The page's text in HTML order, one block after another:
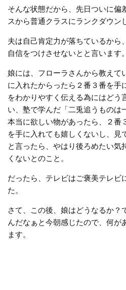
そんな状態だから、先日ついに偏
スから普通クラスにランクダウン
夫は自己肯定力が落ちているから
自信をつけさせないとと言います。
娘には、フローラさんから教えて
に入れたからったら２番３番を手
をわかりやすく伝える為にはどう
い、塾で学んだ「二兎追うものは
本当に欲しい物があったら、２番
を手に入れても嬉しくないし、見
と言ったら、やはり後ろめたい気
くないとのこと。
だったら、テレビはご褒美テレビ
た。
さて、この後、娘はどうなるか？
んだなぁと今朝感じたので、何が
ます。